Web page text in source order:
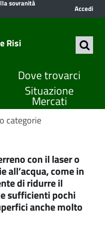
sovranità
Accedi
Risi
Dove trovarci
Situazione
Mercati
categorie
con il laser o
all’acqua, come in
di ridurre il
sufficienti pochi
anche molto